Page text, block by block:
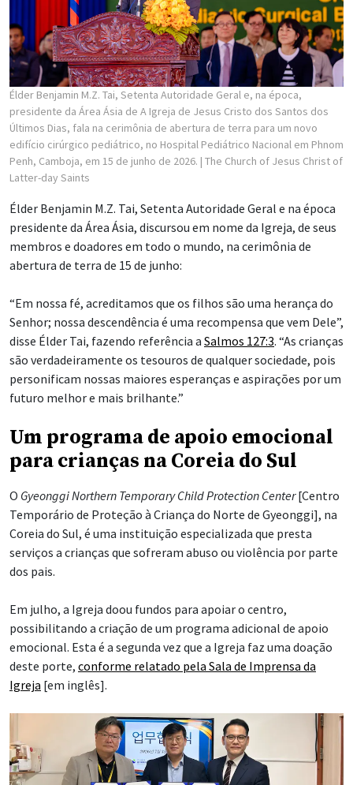
Élder Benjamin M.Z. Tai, Setenta Autoridade Geral e, na época,
presidente da Área Ásia de A Igreja de Jesus Cristo dos Santos dos
Últimos Dias, fala na cerimônia de abertura de terra para um novo
edifício cirúrgico pediátrico, no Hospital Pediátrico Nacional em Phnom
Penh, Camboja, em 15 de junho de 2026. | The Church of Jesus Christ of
Latter-day Saints
Élder Benjamin M.Z. Tai, Setenta Autoridade Geral e na época
presidente da Área Ásia, discursou em nome da Igreja, de seus
membros e doadores em todo o mundo, na cerimônia de
abertura de terra de 15 de junho:
“Em nossa fé, acreditamos que os filhos são uma herança do
Senhor; nossa descendência é uma recompensa que vem Dele”,
disse Élder Tai, fazendo referência a Salmos 127:3. “As crianças
são verdadeiramente os tesouros de qualquer sociedade, pois
personificam nossas maiores esperanças e aspirações por um
futuro melhor e mais brilhante.”
Um programa de apoio emocional
para crianças na Coreia do Sul
O Gyeonggi Northern Temporary Child Protection Center[Centro
Temporário de Proteção à Criança do Norte de Gyeonggi], na
Coreia do Sul, é uma instituição especializada que presta
serviços a crianças que sofreram abuso ou violência por parte
dos pais.
Em julho, a Igreja doou fundos para apoiar o centro,
possibilitando a criação de um programa adicional de apoio
emocional. Esta é a segunda vez que a Igreja faz uma doação
deste porte, conforme relatado pela Sala de Imprensa da
Igreja [em inglês].